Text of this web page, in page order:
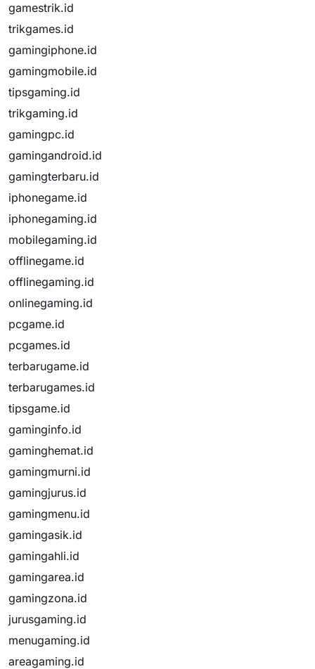
gamestrik.id
trikgames.id
gamingiphone.id
gamingmobile.id
tipsgaming.id
trikgaming.id
gamingpc.id
gamingandroid.id
gamingterbaru.id
iphonegame.id
iphonegaming.id
mobilegaming.id
offlinegame.id
offlinegaming.id
onlinegaming.id
pcgame.id
pcgames.id
terbarugame.id
terbarugames.id
tipsgame.id
gaminginfo.id
gaminghemat.id
gamingmurni.id
gamingjurus.id
gamingmenu.id
gamingasik.id
gamingahli.id
gamingarea.id
gamingzona.id
jurusgaming.id
menugaming.id
areagaming.id